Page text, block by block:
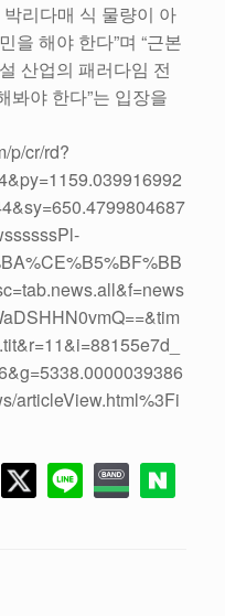
리다매 식 물량이 아
을 해야 한다”며 “근본
산업의 패러다임 전
봐야 한다”는 입장을
p/cr/rd?
articleView.html%3Fi